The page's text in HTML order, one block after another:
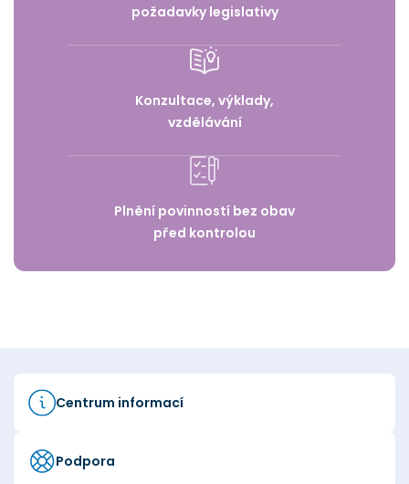
požadavky legislativy
Konzultace, výklady,
vzdělávání
Plnění povinností bez obav
před kontrolou
Centrum informací
Podpora